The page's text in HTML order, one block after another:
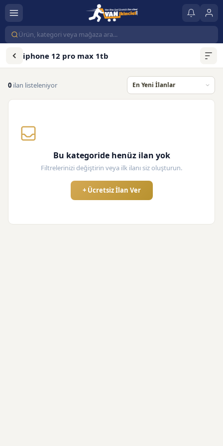
iphone 12 pro max 1tb
0 ilan listeleniyor
Bu kategoride henüz ilan yok
Filtrelerinizi değiştirin veya ilk ilanı siz oluşturun.
+ Ücretsiz İlan Ver